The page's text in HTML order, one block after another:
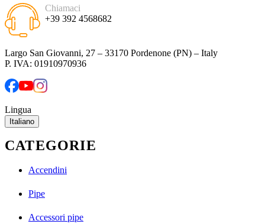
Chiamaci
+39 392 4568682
Largo San Giovanni, 27 – 33170 Pordenone (PN) – Italy
P. IVA: 01910970936
Lingua
Italiano
CATEGORIE
Accendini
Pipe
Accessori pipe